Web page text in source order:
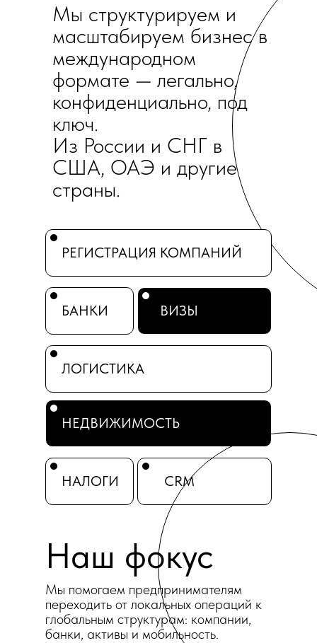
Мы структурируем и
масштабируем бизнес в
международном
формате — легально,
конфиденциально, под
ключ.
Из России и СНГ в
США, ОАЭ и другие
страны.
ВИЗЫ
БАНКИ
ЛОГИСТИКА
РЕГИСТРАЦИЯ КОМПАНИЙ
CRM
НАЛОГИ
НЕДВИЖИМОСТЬ
Мы помогаем предпринимателям
переходить от локальных операций к
глобальным структурам: компании,
банки, активы и мобильность.
Наш фокус